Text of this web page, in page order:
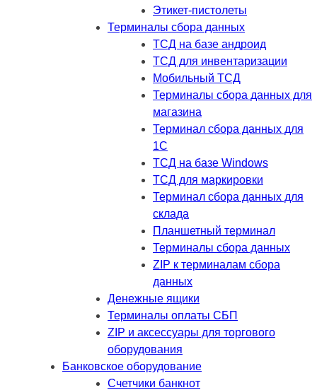
Этикет-пистолеты
Терминалы сбора данных
ТСД на базе андроид
ТСД для инвентаризации
Мобильный ТСД
Терминалы сбора данных для
магазина
Терминал сбора данных для
1C
ТСД на базе Windows
ТСД для маркировки
Терминал сбора данных для
склада
Планшетный терминал
Терминалы сбора данных
ZIP к терминалам сбора
данных
Денежные ящики
Терминалы оплаты СБП
ZIP и аксессуары для торгового
оборудования
Банковское оборудование
Счетчики банкнот